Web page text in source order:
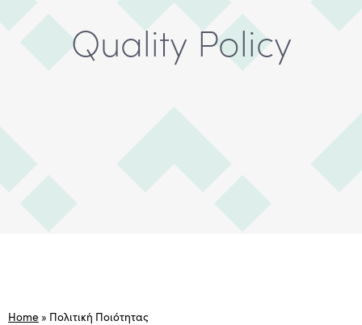
Quality Policy
Home » Πολιτική Ποιότητας